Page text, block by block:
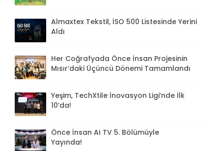
Almaxtex Tekstil, İSO 500 Listesinde Yerini
Aldı
Her Coğrafyada Önce İnsan Projesinin
Mısır’daki Üçüncü Dönemi Tamamlandı
Yeşim, TechXtile İnovasyon Ligi’nde İlk
10’da!
Önce İnsan AI TV 5. Bölümüyle
Yayında!